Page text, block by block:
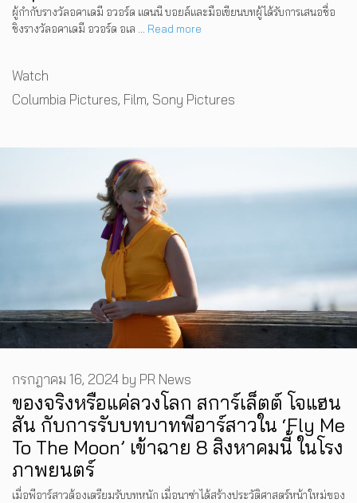
ผู้กำกับรางวัลอคาเดมี อวอร์ด แดนนี บอยล์และมือเขียนบทผู้ได้รับการเสนอชื่อ
ชิงรางวัลอคาเดมี อวอร์ด อเล … Read more
Categories
Watch
Tags
Columbia Pictures, Film, Sony Pictures
ของจริงหรือแค่ลวงโลก สการ์เล็ตต์ โจแฮน
สัน กับการรับบทบาทพีอาร์สาวใน ‘Fly Me
To The Moon’ เข้าฉาย 8 สิงหาคมนี้ ในโรง
ภาพยนตร์
กรกฎาคม 16, 2024 by PR News
เมื่อพีอาร์สาวต้องเตรียมรับบทหนัก เมื่อนาซ่าได้สร้างประวัติศาสตร์หน้าใหม่ของ